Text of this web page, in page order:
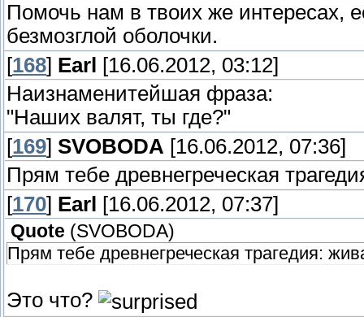
Помочь нам в твоих же интересах,
безмозглой оболочки.
[168] Earl
[16.06.2012, 03:12]
Наизнаменитейшая фраза:
"Наших валят, ты где?"
[169] SVOBODA [16.06.2012, 07:36]
Прям тебе древнегреческая
[170] Earl [16.06.2012, 07:37]
Quote (SVOBODA)
Прям тебе древнегреческая трагедия:
Это что?